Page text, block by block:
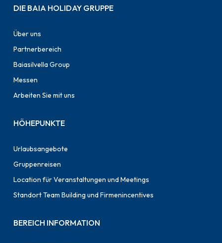
DIE BAIA HOLIDAY GRUPPE
Über uns
Partnerbereich
Baiasilvella Group
Messen
Arbeiten Sie mit uns
HÖHEPUNKTE
Urlaubsangebote
Gruppenreisen
Location für Veranstaltungen und Meetings
Standort Team Building und Firmenincentives
BEREICH INFORMATION